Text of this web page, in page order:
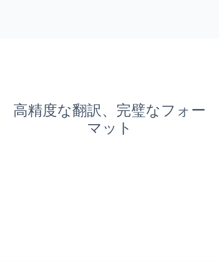
高精度な翻訳、完璧なフォー
マット